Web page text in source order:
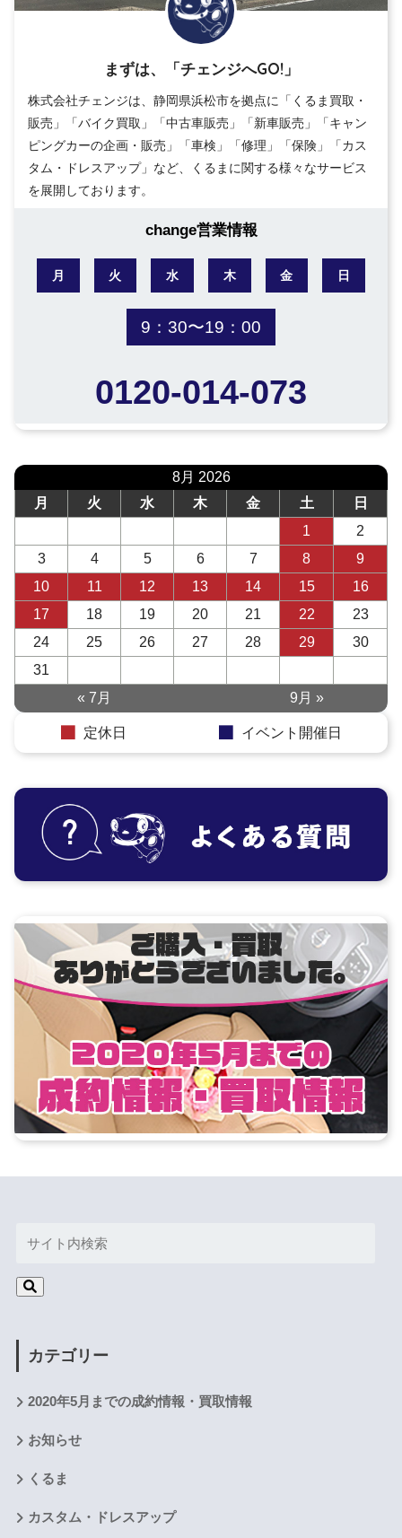
まずは、「チェンジへGO!」
株式会社チェンジは、静岡県浜松市を拠点に「くるま買取・
販売」「バイク買取」「中古車販売」「新車販売」「キャン
ピングカーの企画・販売」「車検」「修理」「保険」「カス
タム・ドレスアップ」など、くるまに関する様々なサービス
を展開しております。
change営業情報
月 火 水 木 金 日
9：30〜19：00
0120-014-073
8月 2026
月
火 水 木 金 土
日
1
2
3
4 5 6 7 8
9
10
11 12 13 14 15
16
17
18 19 20 21 22
23
24
25 26 27 28 29
30
31
« 7月
9月 »
定休日 イベント開催日
カテゴリー
2020年5月までの成約情報・買取情報
お知らせ
くるま
カスタム・ドレスアップ